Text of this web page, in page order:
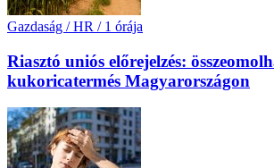
Gazdaság / HR / 1 órája
Riasztó uniós előrejelzés:
kukoricatermés Magyarországon